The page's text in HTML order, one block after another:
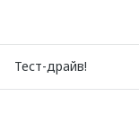
Тест-драйв!